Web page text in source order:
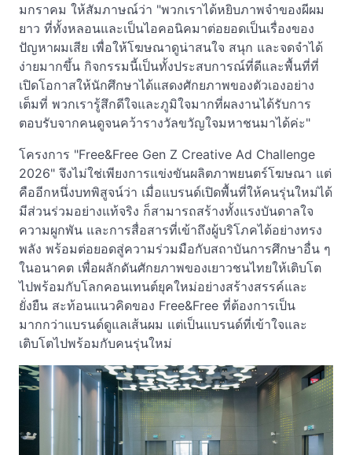
มกราคม ให้สัมภาษณ์ว่า "พวกเราได้หยิบภาพจำของผีผม
ยาว ที่ทั้งหลอนและเป็นไอคอนิคมาต่อยอดเป็นเรื่องของ
ปัญหาผมเสีย เพื่อให้โฆษณาดูน่าสนใจ สนุก และจดจำได้
ง่ายมากขึ้น กิจกรรมนี้เป็นทั้งประสบการณ์ที่ดีและพื้นที่ที่
เปิดโอกาสให้นักศึกษาได้แสดงศักยภาพของตัวเองอย่าง
เต็มที่ พวกเรารู้สึกดีใจและภูมิใจมากที่ผลงานได้รับการ
ตอบรับจากคนดูจนคว้ารางวัลขวัญใจมหาชนมาได้ค่ะ"
โครงการ "Free&Free Gen Z Creative Ad Challenge
2026" จึงไม่ใช่เพียงการแข่งขันผลิตภาพยนตร์โฆษณา แต่
คืออีกหนึ่งบทพิสูจน์ว่า เมื่อแบรนด์เปิดพื้นที่ให้คนรุ่นใหม่ได้
มีส่วนร่วมอย่างแท้จริง ก็สามารถสร้างทั้งแรงบันดาลใจ
ความผูกพัน และการสื่อสารที่เข้าถึงผู้บริโภคได้อย่างทรง
พลัง พร้อมต่อยอดสู่ความร่วมมือกับสถาบันการศึกษาอื่น ๆ
ในอนาคต เพื่อผลักดันศักยภาพของเยาวชนไทยให้เติบโต
ไปพร้อมกับโลกคอนเทนต์ยุคใหม่อย่างสร้างสรรค์และ
ยั่งยืน สะท้อนแนวคิดของ Free&Free ที่ต้องการเป็น
มากกว่าแบรนด์ดูแลเส้นผม แต่เป็นแบรนด์ที่เข้าใจและ
เติบโตไปพร้อมกับคนรุ่นใหม่